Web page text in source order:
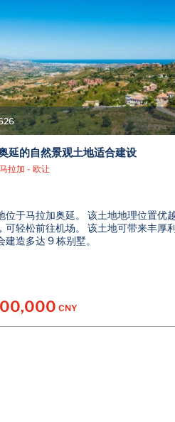
查看详情
联系经纪人
延的自然景观土地适合建设
拉加 - 欧让
位于马拉加奥延。 该土地地理位置优
可轻松前往机场。 该土地可带来丰厚
建造多达 9 栋别墅。
CNY